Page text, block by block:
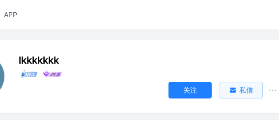
APP
lkkkkkkk
关注 私信